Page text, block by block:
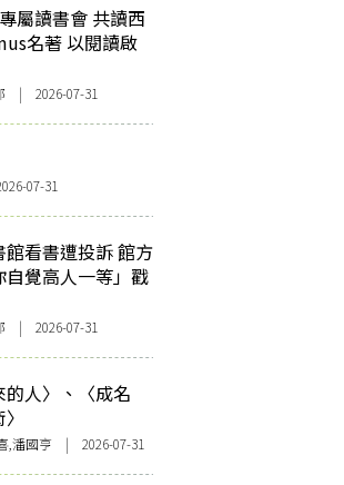
屬讀書會 共讀西
名著 以閱讀啟
| 2026-07-31
07-31
看書遭投訴 館方
覺高人一等」戳
| 2026-07-31
人〉、〈成名
,潘國亨 | 2026-07-31